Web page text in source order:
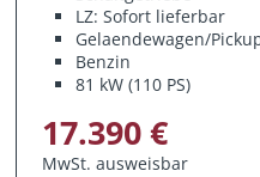
LZ: Sofort lieferbar
Gelaendewagen/
Benzin
81 kW (110 PS)
17.390 €
MwSt. ausweisbar